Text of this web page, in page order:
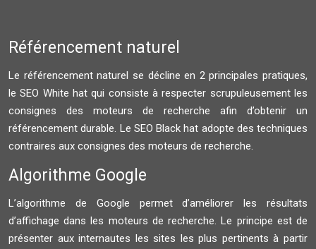
Référencement naturel
Le référencement naturel se décline en 2 principales pratiques,
le SEO White hat qui consiste à respecter scrupuleusement les
consignes des moteurs de recherche afin d’obtenir un
référencement durable. Le SEO Black hat adopte des techniques
contraires aux consignes des moteurs de recherche.
Algorithme Google
L’algorithme de Google permet d’améliorer les résultats
d’affichage dans les moteurs de recherche. Le principe est de
présenter aux internautes les sites les plus pertinents à partir